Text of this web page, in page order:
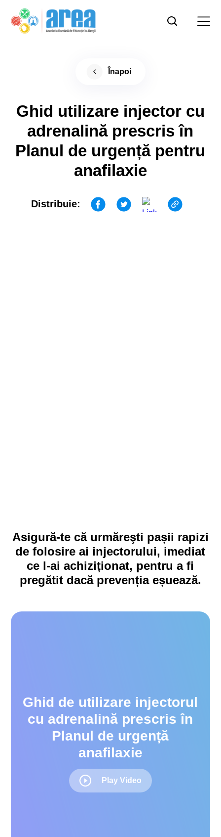
Înapoi
Ghid utilizare injector cu
adrenalină prescris în
Planul de urgență pentru
anafilaxie
Distribuie:
Asigură-te că urmăreşti pașii rapizi
de folosire ai injectorului, imediat
ce l-ai achiziționat, pentru a fi
pregătit dacă prevenția eșuează.
Ghid de utilizare injectorul
cu adrenalină prescris în
Planul de urgență
anafilaxie
Play Video